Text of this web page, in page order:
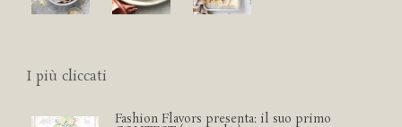
I più cliccati
Fashion Flavors presenta: il suo primo